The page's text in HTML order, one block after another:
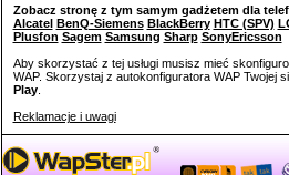
Zobacz stronę z tym samym gadżetem dla
Alcatel BenQ-Siemens BlackBerry HTC (SPV)
Plusfon Sagem Samsung Sharp SonyEricsson
Aby skorzystać z tej usługi musisz mieć
WAP. Skorzystaj z autokonfiguratora WAP Twojej
Play.
Reklamacje i uwagi